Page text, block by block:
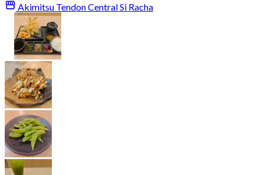
Akimitsu Tendon Central Si Racha